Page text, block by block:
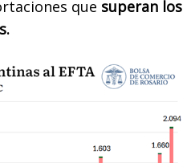
que superan los